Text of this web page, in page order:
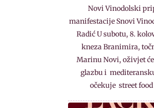
Novi Vinodolski
manifestacije Snovi
Radić U subotu, 8.
kneza Branimira,
Marinu Novi, oživjet
glazbu i
očekuje street